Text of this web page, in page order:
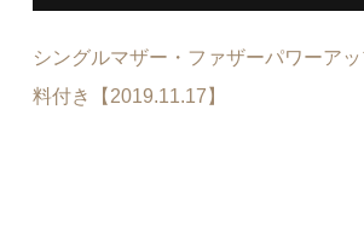
シングルマザー・ファザーパワーア
料付き【2019.11.17】